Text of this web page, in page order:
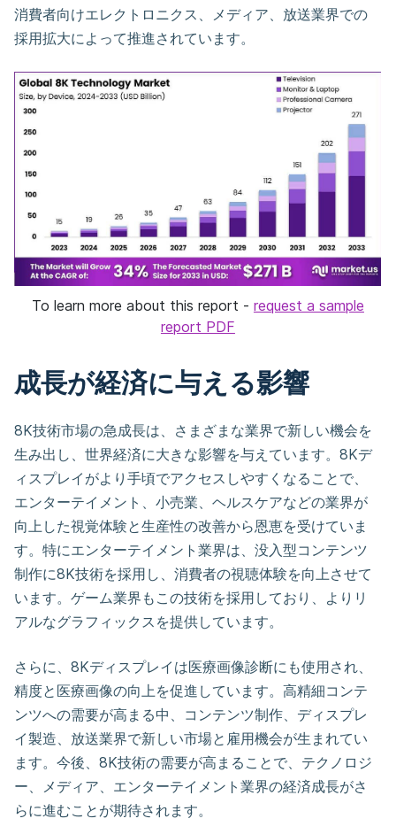
消費者向けエレクトロニクス、メディア、放送業界での
採用拡大によって推進されています。
To learn more about this report - request a sample
report PDF
成長が経済に与える影響
8K技術市場の急成長は、さまざまな業界で新しい機会を
生み出し、世界経済に大きな影響を与えています。8Kデ
ィスプレイがより手頃でアクセスしやすくなることで、
エンターテイメント、小売業、ヘルスケアなどの業界が
向上した視覚体験と生産性の改善から恩恵を受けていま
す。特にエンターテイメント業界は、没入型コンテンツ
制作に8K技術を採用し、消費者の視聴体験を向上させて
います。ゲーム業界もこの技術を採用しており、よりリ
アルなグラフィックスを提供しています。
さらに、8Kディスプレイは医療画像診断にも使用され、
精度と医療画像の向上を促進しています。高精細コンテ
ンツへの需要が高まる中、コンテンツ制作、ディスプレ
イ製造、放送業界で新しい市場と雇用機会が生まれてい
ます。今後、8K技術の需要が高まることで、テクノロジ
ー、メディア、エンターテイメント業界の経済成長がさ
らに進むことが期待されます。